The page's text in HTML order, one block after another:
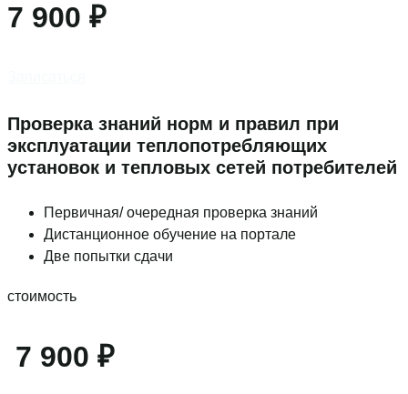
7 900 ₽
Проверка знаний норм и правил при
эксплуатации теплопотребляющих
установок и тепловых сетей потребителей
Первичная/ очередная проверка знаний
Дистанционное обучение на портале
Две попытки сдачи
стоимость
7 900 ₽